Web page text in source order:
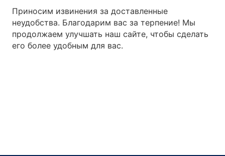
Приносим извинения за доставленные
неудобства. Благодарим вас за терпение! Мы
продолжаем улучшать наш сайте, чтобы сделать
его более удобным для вас.